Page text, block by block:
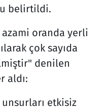
belirtildi.
oranda yerli
çok sayıda
denilen
aldı:
etkisiz